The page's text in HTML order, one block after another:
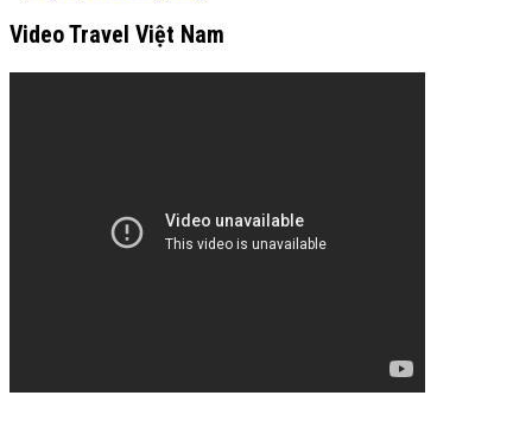
Video Travel Việt Nam